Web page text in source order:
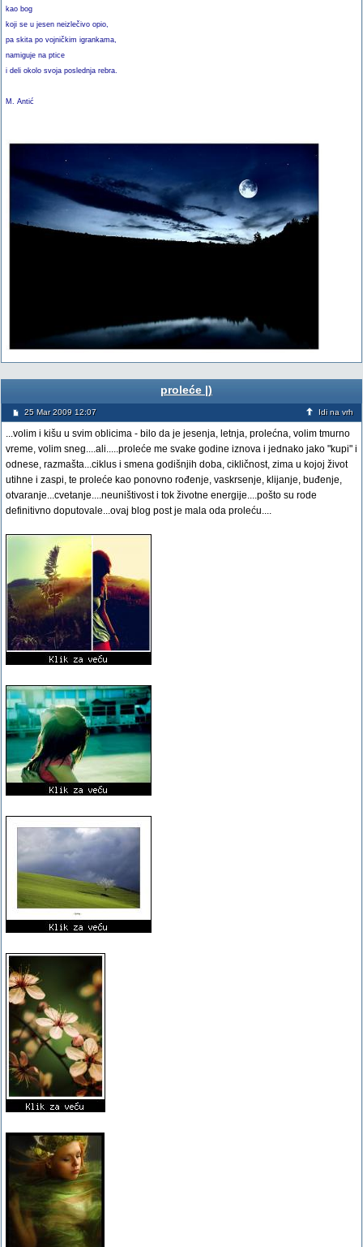
kao bog
koji se u jesen neizlečivo opio,
pa skita po vojničkim igrankama,
namiguje na ptice
i deli okolo svoja poslednja rebra.
M. Antić
proleće |)
25 Mar 2009 12:07 Idi na vrh
...volim i kišu u svim oblicima - bilo da je jesenja, letnja, prolećna, volim tmurno
vreme, volim sneg....ali.....proleće me svake godine iznova i jednako jako "kupi" i
odnese, razmašta...ciklus i smena godišnjih doba, cikličnost, zima u kojoj život
utihne i zaspi, te proleće kao ponovno rođenje, vaskrsenje, klijanje, buđenje,
otvaranje...cvetanje....neuništivost i tok životne energije....pošto su rode
definitivno doputovale...ovaj blog post je mala oda proleću....